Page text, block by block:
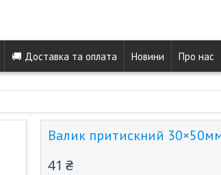
🚚 Доставка та оплата Новини Про нас
Валик притискний
41 ₴